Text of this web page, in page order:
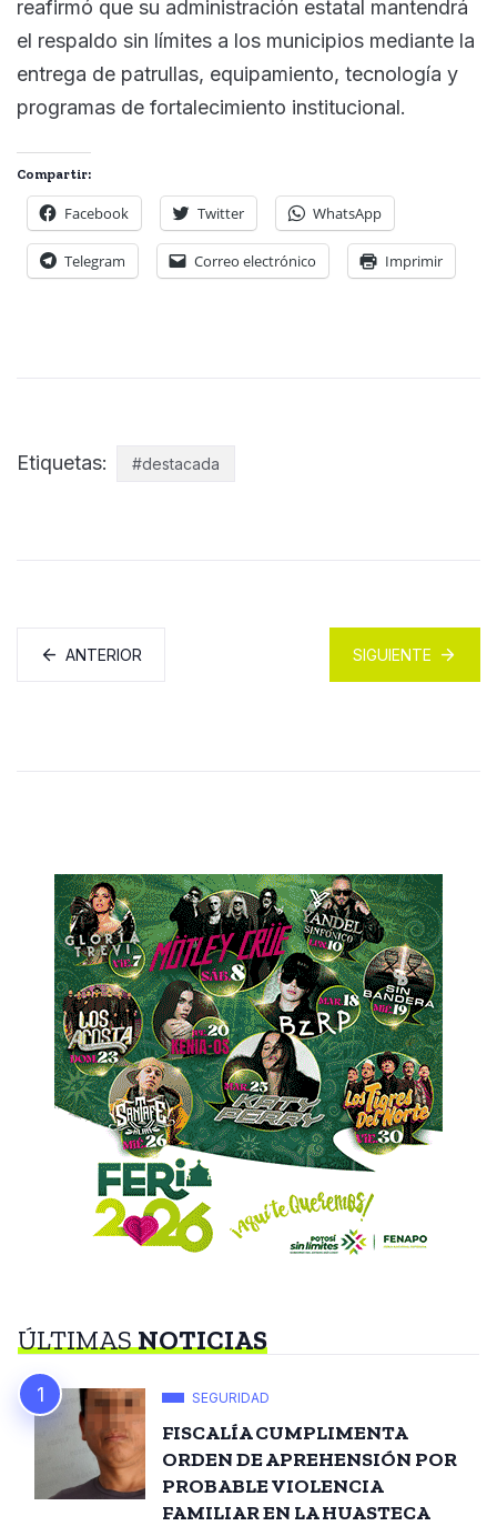
reafirmó que su administración estatal mantendrá
el respaldo sin límites a los municipios mediante la
entrega de patrullas, equipamiento, tecnología y
programas de fortalecimiento institucional.
Compartir:
Facebook Twitter WhatsApp
Telegram Correo electrónico Imprimir
Etiquetas: #destacada
ANTERIOR SIGUIENTE
ÚLTIMASNOTICIAS
SEGURIDAD
FISCALÍA CUMPLIMENTA
ORDEN DE APREHENSIÓN POR
PROBABLE VIOLENCIA
FAMILIAR EN LA HUASTECA